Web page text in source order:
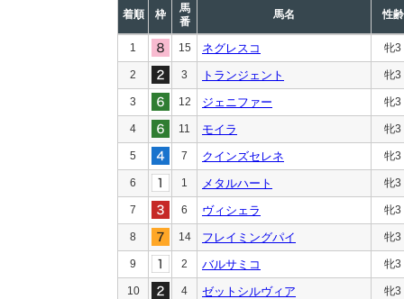
着順 枠
馬
番
馬名 性齢
1 15 ネグレスコ 牝3
2 3 トランジェント 牝3
3 12 ジェニファー 牝3
4 11 モイラ 牝3
5 7 クインズセレネ 牝3
6 1 メタルハート 牝3
7 6 ヴィシェラ 牝3
8 14 フレイミングパイ 牝3
9 2 バルサミコ 牝3
10 4 ゼットシルヴィア 牝3